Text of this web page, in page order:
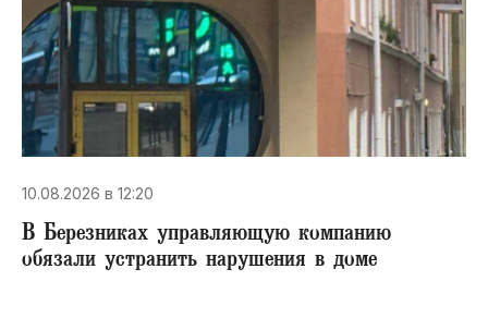
10.08.2026 в 12:20
В Березниках управляющую компанию
обязали устранить нарушения в доме